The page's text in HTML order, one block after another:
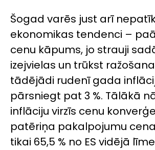
Šogad varēs just arī
ekonomikas tendenci –
cenu kāpums, jo strauji
izejvielas un trūkst
tādējādi rudenī gada
pārsniegt pat 3 %. Tālākā
inflāciju virzīs cenu
patēriņa pakalpojumu
tikai 65,5 % no ES vidējā